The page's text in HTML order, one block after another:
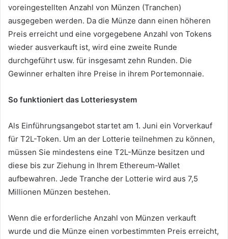
voreingestellten Anzahl von Münzen (Tranchen)
ausgegeben werden. Da die Münze dann einen höheren
Preis erreicht und eine vorgegebene Anzahl von Tokens
wieder ausverkauft ist, wird eine zweite Runde
durchgeführt usw. für insgesamt zehn Runden. Die
Gewinner erhalten ihre Preise in ihrem Portemonnaie.
So funktioniert das Lotteriesystem
Als Einführungsangebot startet am 1. Juni ein Vorverkauf
für T2L-Token. Um an der Lotterie teilnehmen zu können,
müssen Sie mindestens eine T2L-Münze besitzen und
diese bis zur Ziehung in Ihrem Ethereum-Wallet
aufbewahren. Jede Tranche der Lotterie wird aus 7,5
Millionen Münzen bestehen.
Wenn die erforderliche Anzahl von Münzen verkauft
wurde und die Münze einen vorbestimmten Preis erreicht,